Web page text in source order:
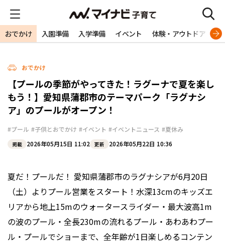
おでかけ 入園準備 入学準備 イベント 体験・アウトドア 旅
おでかけ
【プールの季節がやってきた！ラグーナで夏を楽し
もう！】愛知県蒲郡市のテーマパーク「ラグナシ
ア」のプールがオープン！
#プール #子供とおでかけ #イベント #イベントニュース #夏休み
掲載 2026年05月15日 11:02 更新 2026年05月22日 10:36
夏だ！プールだ！ 愛知県蒲郡市のラグナシアが6月20日
（土）よりプール営業をスタート！水深13cmのキッズエ
リアから地上15mのウォータースライダー・最大波高1m
の波のプール・全長230mの流れるプール・あわあわプー
ル・プールでショーまで、全年齢が1日楽しめるコンテン